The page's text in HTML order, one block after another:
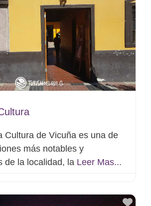
Cultura de Vicuña es una de
más notables y
de la localidad, la Leer Mas...